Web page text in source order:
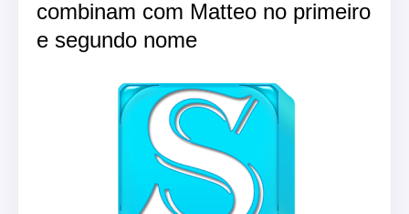
combinam com Matteo no primeiro
e segundo nome